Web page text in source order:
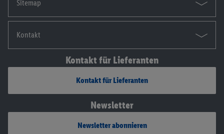
Sitemap
Kontakt
Kontakt für Lieferanten
Kontakt für Lieferanten
Newsletter
Newsletter abonnieren